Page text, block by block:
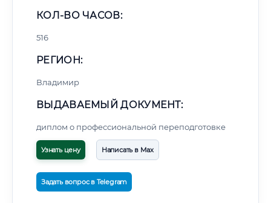
КОЛ-ВО ЧАСОВ:
516
РЕГИОН:
Владимир
ВЫДАВАЕМЫЙ ДОКУМЕНТ:
диплом о профессиональной переподготовке
Узнать цену Написать в Max
Задать вопрос в Telegram